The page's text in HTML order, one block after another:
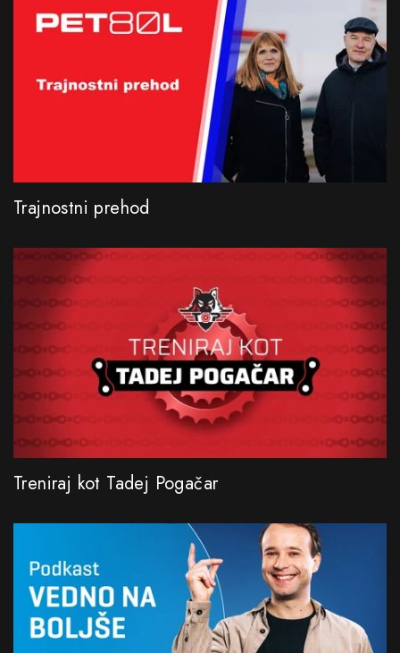
Trajnostni prehod
Treniraj kot Tadej Pogačar